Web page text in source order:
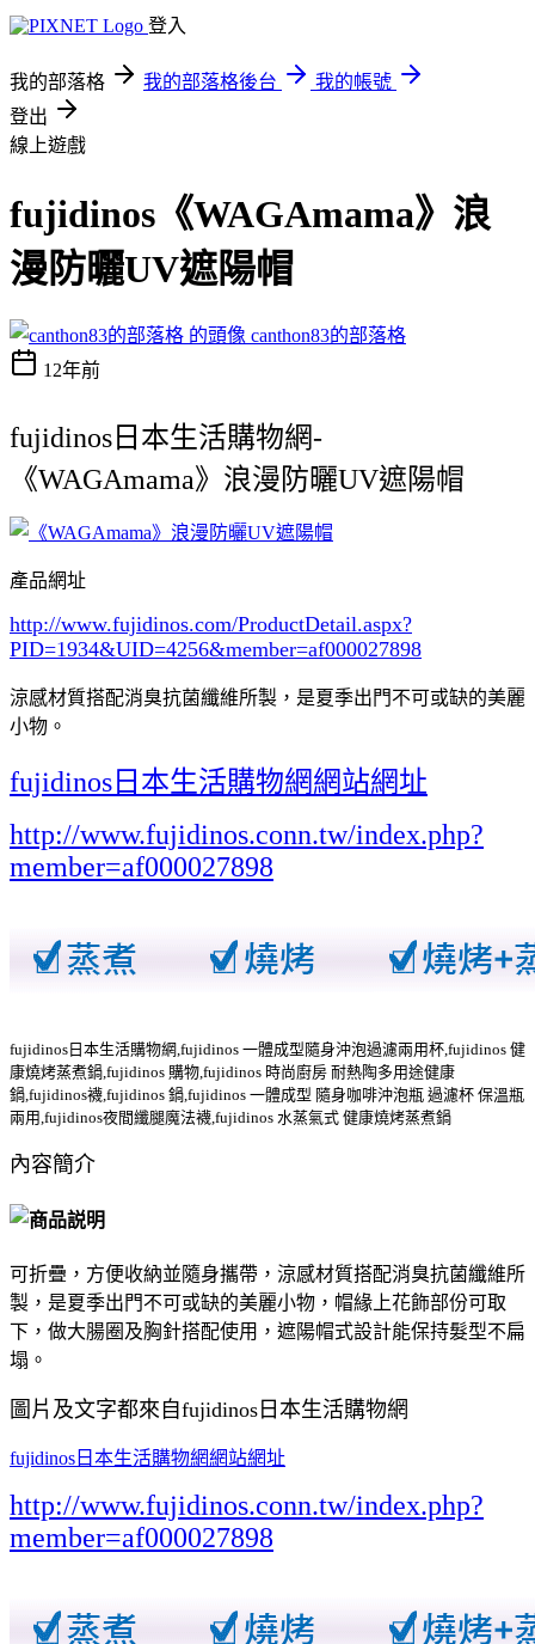
登入
我的部落格 我的部落格後台
我的帳號
登出
線上遊戲
fujidinos《WAGAmama》浪
漫防曬UV遮陽帽
canthon83的部落格
12年前
fujidinos日本生活購物網-
《WAGAmama》浪漫防曬UV遮陽帽
產品網址
http://www.fujidinos.com/ProductDetail.aspx?
PID=1934&UID=4256&member=af000027898
涼感材質搭配消臭抗菌纖維所製，是夏季出門不可或缺的美麗
小物。
fujidinos日本生活購物網網站網址
http://www.fujidinos.conn.tw/index.php?
member=af000027898
fujidinos日本生活購物網,fujidinos 一體成型隨身沖泡過濾兩用杯,fujidinos 健
康燒烤蒸煮鍋,fujidinos 購物,fujidinos 時尚廚房 耐熱陶多用途健康
鍋,fujidinos襪,fujidinos 鍋,fujidinos 一體成型 隨身咖啡沖泡瓶 過濾杯 保溫瓶
兩用,fujidinos夜間纖腿魔法襪,fujidinos 水蒸氣式 健康燒烤蒸煮鍋
內容簡介
可折疊，方便收納並隨身攜帶，涼感材質搭配消臭抗菌纖維所
製，是夏季出門不可或缺的美麗小物，帽緣上花飾部份可取
下，做大腸圈及胸針搭配使用，遮陽帽式設計能保持髮型不扁
塌。
圖片及文字都來自fujidinos日本生活購物網
fujidinos日本生活購物網網站網址
http://www.fujidinos.conn.tw/index.php?
member=af000027898